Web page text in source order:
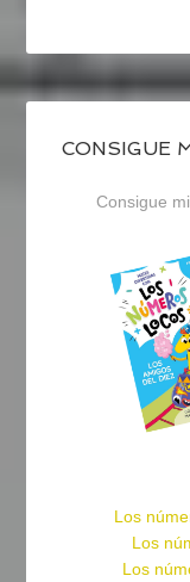
CONSIGUE
Consigue
Los
Los
Los